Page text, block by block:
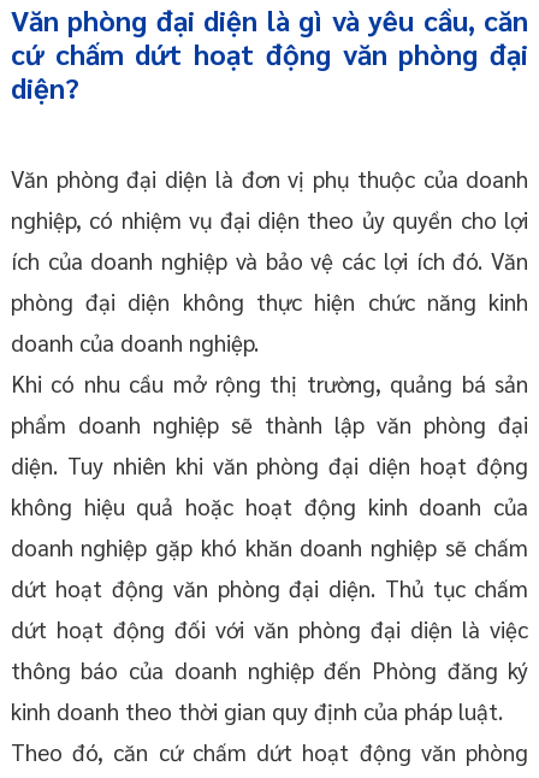
Văn phòng đại diện là gì và yêu cầu, căn
cứ chấm dứt hoạt động văn phòng đại
diện?
Văn phòng đại diện là đơn vị phụ thuộc của doanh
nghiệp, có nhiệm vụ đại diện theo ủy quyền cho lợi
ích của doanh nghiệp và bảo vệ các lợi ích đó. Văn
phòng đại diện không thực hiện chức năng kinh
doanh của doanh nghiệp.
Khi có nhu cầu mở rộng thị trường, quảng bá sản
phẩm doanh nghiệp sẽ thành lập văn phòng đại
diện. Tuy nhiên khi văn phòng đại diện hoạt động
không hiệu quả hoặc hoạt động kinh doanh của
doanh nghiệp gặp khó khăn doanh nghiệp sẽ chấm
dứt hoạt động văn phòng đại diện. Thủ tục chấm
dứt hoạt động đối với văn phòng đại diện là việc
thông báo của doanh nghiệp đến Phòng đăng ký
kinh doanh theo thời gian quy định của pháp luật.
Theo đó, căn cứ chấm dứt hoạt động văn phòng